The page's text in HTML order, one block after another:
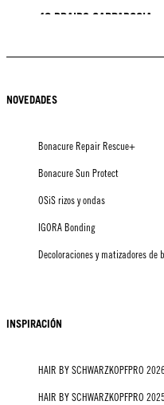
40 BRAIDS CAPPADOCIA
Kümin x TUSH
NOVEDADES
Bonacure Repair Rescue+
Bonacure Sun Protect
OSiS rizos y ondas
IGORA Bonding
Decoloraciones y matizadores de
INSPIRACIÓN
HAIR BY SCHWARZKOPFPRO 2026
HAIR BY SCHWARZKOPFPRO 2025